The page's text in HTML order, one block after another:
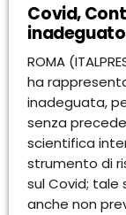
Covid,
ROMA
ha
inadeguata,
senza
scientifica
strumento di
sul Covid;
anche non